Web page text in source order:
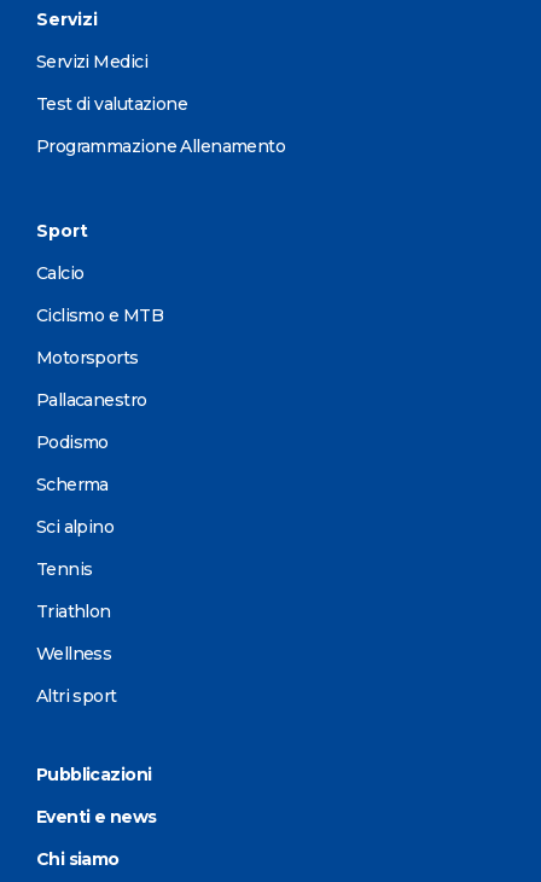
Servizi
Servizi Medici
Test di valutazione
Programmazione Allenamento
Sport
Calcio
Ciclismo e MTB
Motorsports
Pallacanestro
Podismo
Scherma
Sci alpino
Tennis
Triathlon
Wellness
Altri sport
Pubblicazioni
Eventi e news
Chi siamo